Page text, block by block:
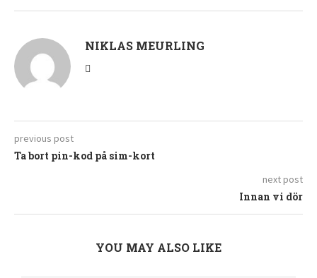
NIKLAS MEURLING
previous post
Ta bort pin-kod på sim-kort
next post
Innan vi dör
YOU MAY ALSO LIKE